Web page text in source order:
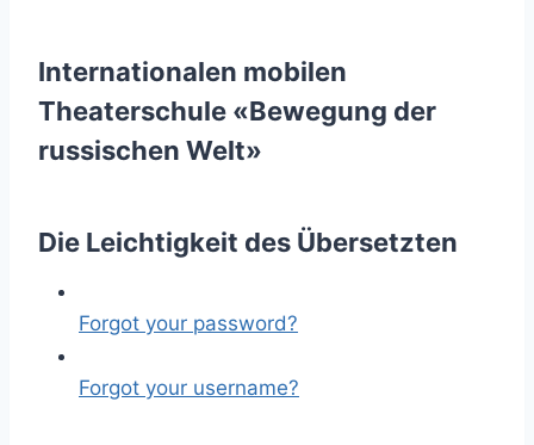
Internationalen mobilen
Theaterschule «Bewegung der
russischen Welt»
Die Leichtigkeit des Übersetzten
Forgot your password?
Forgot your username?